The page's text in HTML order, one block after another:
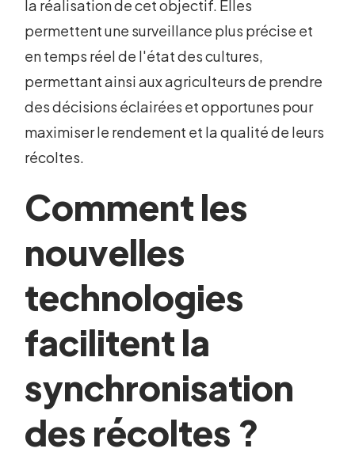
la réalisation de cet objectif. Elles
permettent une surveillance plus précise et
en temps réel de l'état des cultures,
permettant ainsi aux agriculteurs de prendre
des décisions éclairées et opportunes pour
maximiser le rendement et la qualité de leurs
récoltes.
Comment les
nouvelles
technologies
facilitent la
synchronisation
des récoltes ?